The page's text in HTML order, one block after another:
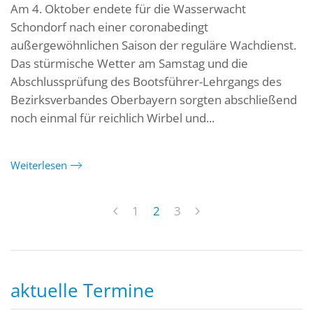
Am 4. Oktober endete für die Wasserwacht
Schondorf nach einer coronabedingt
außergewöhnlichen Saison der reguläre Wachdienst.
Das stürmische Wetter am Samstag und die
Abschlussprüfung des Bootsführer-Lehrgangs des
Bezirksverbandes Oberbayern sorgten abschließend
noch einmal für reichlich Wirbel und...
Weiterlesen
1 2 3
aktuelle Termine